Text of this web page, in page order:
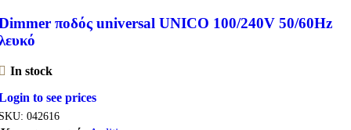
ποδός universal UNICO 100/240V 50/60Hz
In stock
to see prices
042616